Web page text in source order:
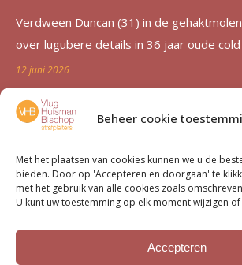
Beheer cookie
Met het plaatsen van cookies kunnen we u de
bieden. Door op 'Accepteren en doorgaan' te
met het gebruik van alle cookies zoals
U kunt uw toestemming op elk moment wijzigen
Accepteren
Verdween Duncan (31) in de
over lugubere details in 36 jaar oude cold
12 juni 2026
Zutphen al 36 jaar in de ban van
Zwakke: ‘Een etterende wond voor de
Advocatenechtpaar Knoops bestraft
excessief declareren
1 juni 2026